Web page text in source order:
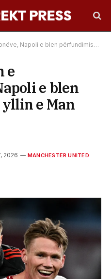
e blen përfundimisht yllin e Man Unitedit
e
e blen
e Man
2026 MANCHESTER UNITED